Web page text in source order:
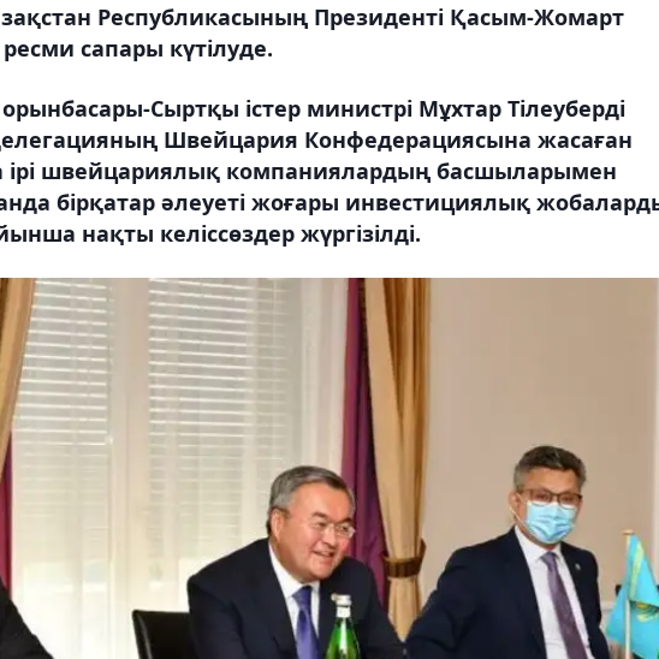
Республикасының Президенті Қасым-Жомарт
сапары күтілуде.
Сыртқы істер министрі Мұхтар Тілеуберді
Швейцария Конфедерациясына жасаған
ірі швейцариялық компаниялардың басшыларымен
бірқатар әлеуеті жоғары инвестициялық
нақты келіссөздер жүргізілді.